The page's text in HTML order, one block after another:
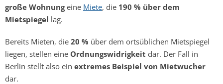
große Wohnungeine Miete, die 190 % über dem
Mietspiegel lag.
Bereits Mieten, die 20 % über dem ortsüblichen Mietspiegel
liegen, stellen eine Ordnungswidrigkeit dar. Der Fall in
Berlin stellt also ein extremes Beispiel von Mietwucher
dar.